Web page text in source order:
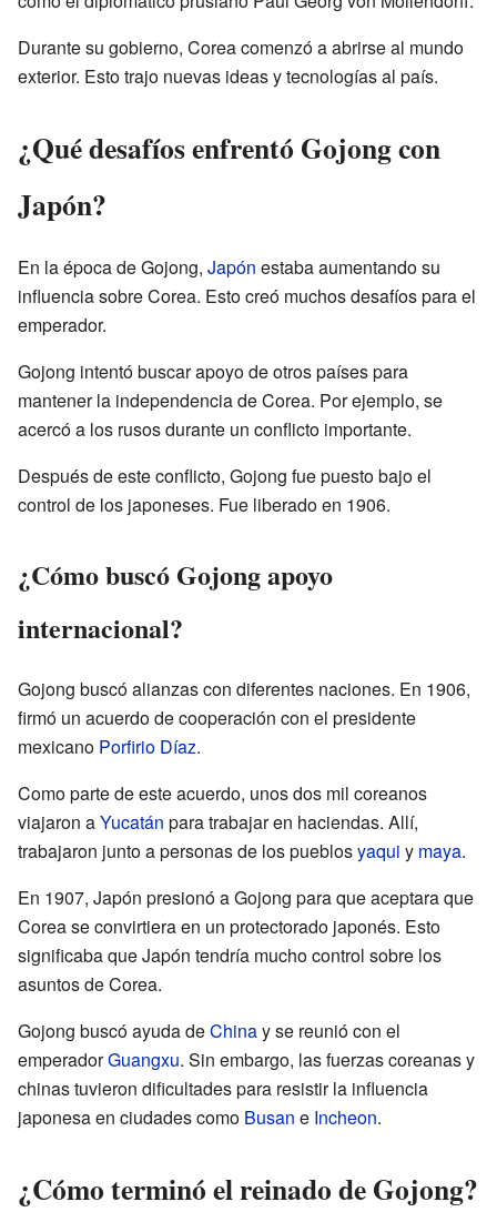
Durante su gobierno, Corea comenzó a abrirse al mundo
exterior. Esto trajo nuevas ideas y tecnologías al país.
¿Qué desafíos enfrentó Gojong con
Japón?
En la época de Gojong, Japón estaba aumentando su
influencia sobre Corea. Esto creó muchos desafíos para el
emperador.
Gojong intentó buscar apoyo de otros países para
mantener la independencia de Corea. Por ejemplo, se
acercó a los rusos durante un conflicto importante.
Después de este conflicto, Gojong fue puesto bajo el
control de los japoneses. Fue liberado en 1906.
¿Cómo buscó Gojong apoyo
internacional?
Gojong buscó alianzas con diferentes naciones. En 1906,
firmó un acuerdo de cooperación con el presidente
mexicano Porfirio Díaz.
Como parte de este acuerdo, unos dos mil coreanos
viajaron aYucatán para trabajar en haciendas. Allí,
trabajaron junto a personas de los pueblosyaqui y maya.
En 1907, Japón presionó a Gojong para que aceptara que
Corea se convirtiera en un protectorado japonés. Esto
significaba que Japón tendría mucho control sobre los
asuntos de Corea.
Gojong buscó ayuda deChinay se reunió con el
emperadorGuangxu. Sin embargo, las fuerzas coreanas y
chinas tuvieron dificultades para resistir la influencia
japonesa en ciudades como Busan e Incheon.
¿Cómo terminó el reinado de Gojong?